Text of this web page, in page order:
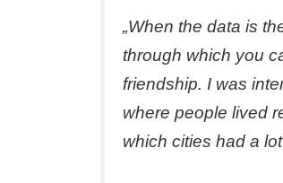
„When the data is
through which you
friendship. I was
where people lived
which cities had a